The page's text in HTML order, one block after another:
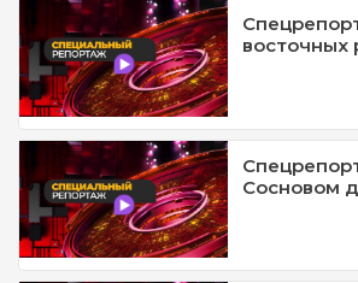
восточных
Сосновом